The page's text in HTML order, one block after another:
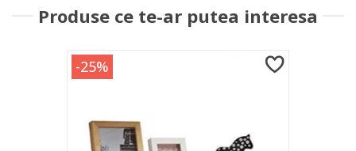
Produse ce te-ar putea interesa
-25%